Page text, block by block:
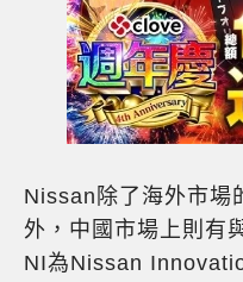
Nissan除了海外市場
外，中國市場上則有
NI為Nissan